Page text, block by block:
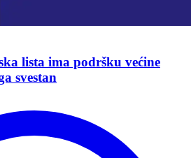
lista ima podršku većine
svestan